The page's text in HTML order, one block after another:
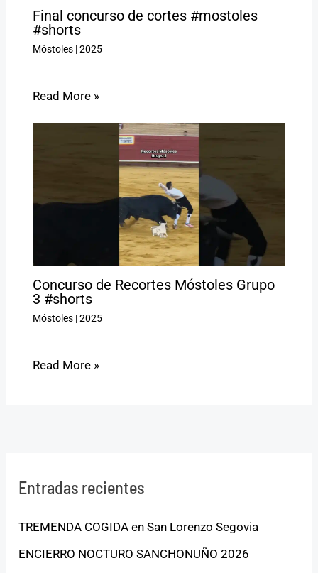
Final concurso de cortes #mostoles
#shorts
Móstoles|2025
Read More »
Concurso de Recortes Móstoles Grupo
3 #shorts
Móstoles|2025
Read More »
Entradas recientes
TREMENDA COGIDA en San Lorenzo Segovia
ENCIERRO NOCTURO SANCHONUÑO 2026